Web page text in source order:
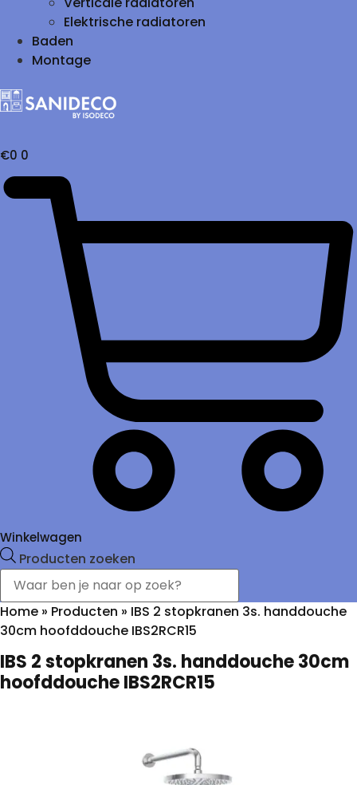
Elektrische radiatoren
Baden
Montage
€0 0
Winkelwagen
Producten zoeken
Home » Producten » IBS 2 stopkranen 3s. handdouche
30cm hoofddouche IBS2RCR15
IBS 2 stopkranen 3s. handdouche 30cm
hoofddouche IBS2RCR15